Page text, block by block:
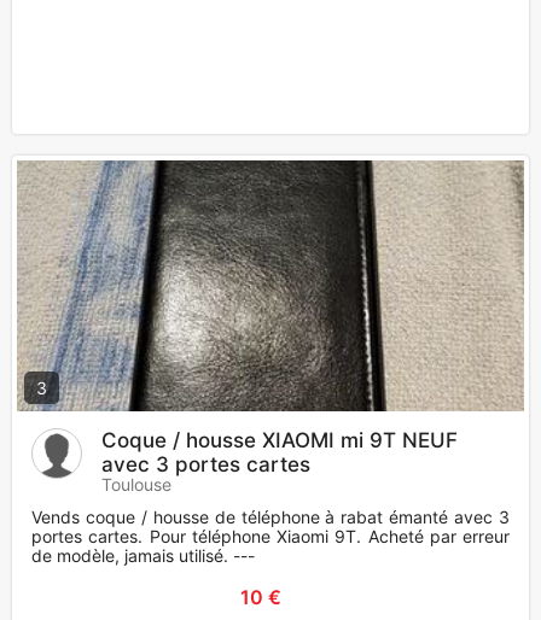
3
Coque / housse XIAOMI mi 9T NEUF
avec 3 portes cartes
Toulouse
Vends coque / housse de téléphone à rabat émanté avec 3
portes cartes. Pour téléphone Xiaomi 9T. Acheté par erreur
de modèle, jamais utilisé. ---
10 €